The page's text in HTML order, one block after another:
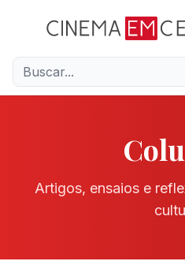
Artigos, ensaios e